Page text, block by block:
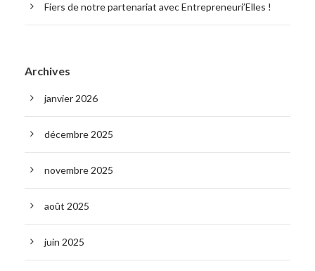
Fiers de notre partenariat avec Entrepreneuri’Elles !
Archives
janvier 2026
décembre 2025
novembre 2025
août 2025
juin 2025